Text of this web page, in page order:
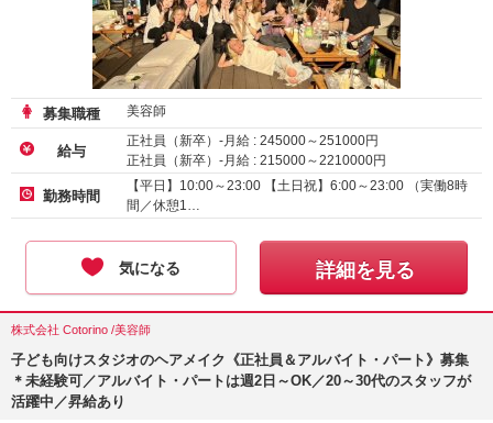
募集職種 美容師
給与
正社員（新卒）-月給 : 245000～251000円
正社員（新卒）-月給 : 215000～2210000円
勤務時間
【平日】10:00～23:00 【土日祝】6:00～23:00 （実働8時
間／休憩1…
気になる 詳細を見る
株式会社 Cotorino /美容師
子ども向けスタジオのヘアメイク《正社員＆アルバイト・パート》募集
＊未経験可／アルバイト・パートは週2日～OK／20～30代のスタッフが
活躍中／昇給あり